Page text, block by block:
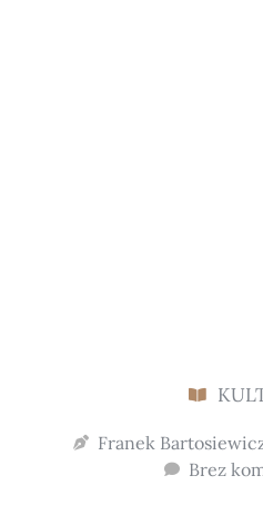
Franek
Brez